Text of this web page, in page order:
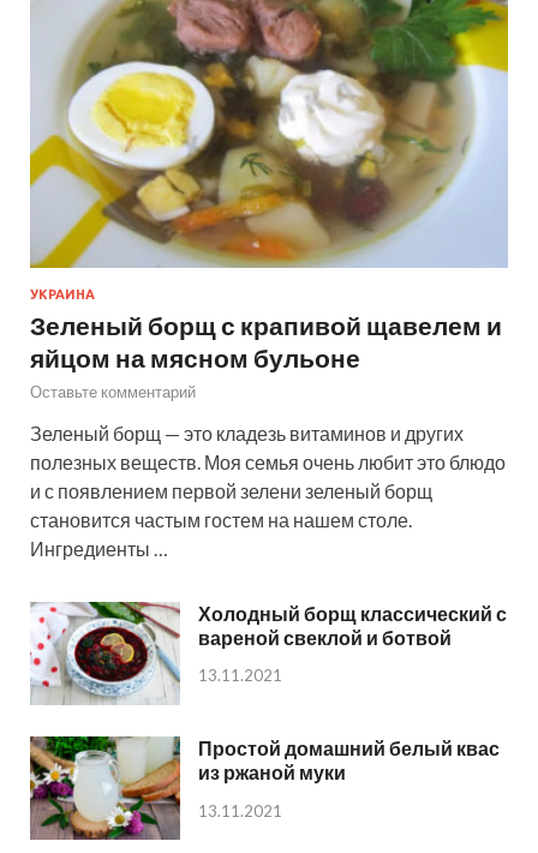
УКРАИНА
Зеленый борщ с крапивой щавелем и
яйцом на мясном бульоне
Оставьте комментарий
Зеленый борщ — это кладезь витаминов и других
полезных веществ. Моя семья очень любит это блюдо
и с появлением первой зелени зеленый борщ
становится частым гостем на нашем столе.
Ингредиенты …
Холодный борщ классический с
вареной свеклой и ботвой
13.11.2021
Простой домашний белый квас
из ржаной муки
13.11.2021